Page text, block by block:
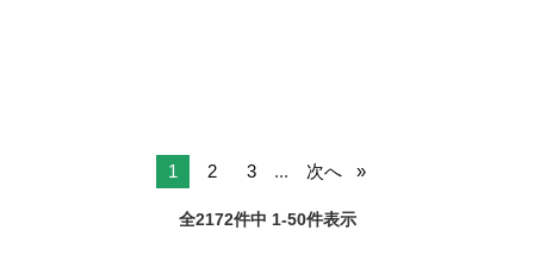
1 2 3 ... 次へ
全2172件中 1-50件表示